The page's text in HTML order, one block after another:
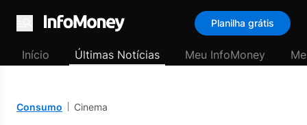
Menu
Planilha grátis
Início Últimas Notícias Meu InfoMoney
Consumo Cinema